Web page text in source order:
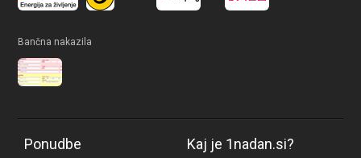
Bančna nakazila
Ponudbe Kaj je 1nadan.si?